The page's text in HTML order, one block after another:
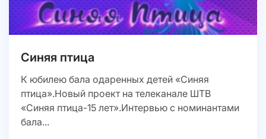
Синяя птица
К юбилею бала одаренных детей «Синяя
птица».Новый проект на телеканале ШТВ
«Синяя птица-15 лет».Интервью с номинантами
бала...